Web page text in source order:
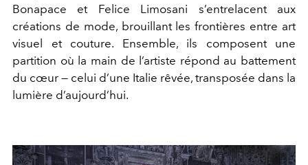
Bonapace et Felice Limosani s’entrelacent aux
créations de mode, brouillant les frontières entre art
visuel et couture. Ensemble, ils composent une
partition où la main de l’artiste répond au battement
du cœur — celui d’une Italie rêvée, transposée dans la
lumière d’aujourd’hui.